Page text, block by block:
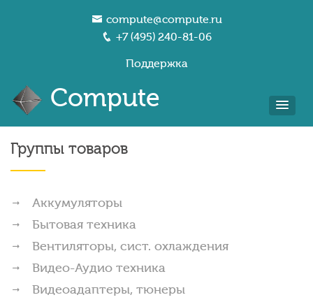
compute@compute.ru
+7 (495) 240-81-06
Поддержка
Compute
Группы товаров
Аккумуляторы
Бытовая техника
Вентиляторы, сист. охлаждения
Видео-Аудио техника
Видеоадаптеры, тюнеры